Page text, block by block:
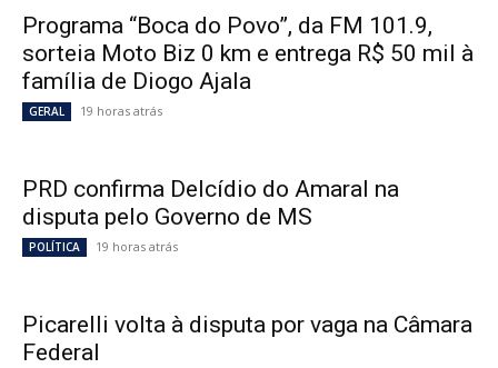
Programa “Boca do Povo”, da FM 101.9,
sorteia Moto Biz 0 km e entrega R$ 50 mil à
família de Diogo Ajala
GERAL 19 horas atrás
PRD confirma Delcídio do Amaral na
disputa pelo Governo de MS
POLÍTICA 19 horas atrás
Picarelli volta à disputa por vaga na Câmara
Federal